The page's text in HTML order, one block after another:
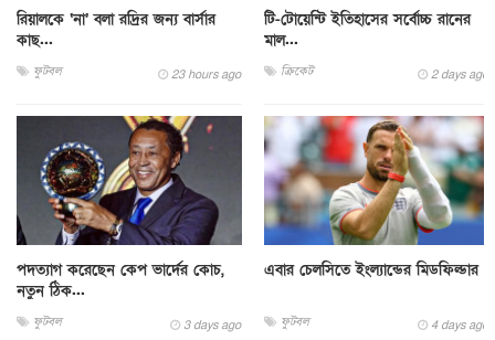
রিয়ালকে ‘না’ বলা রদ্রির জন্য বার্সার
কাছ...
ফুটবল 23 hours ago
টি-টোয়েন্টি ইতিহাসের সর্বোচ্চ রানের
মাল...
ক্রিকেট 2 days ago
পদত্যাগ করেছেন কেপ ভার্দের কোচ,
নতুন ঠিক...
ফুটবল 3 days ago
এবার চেলসিতে ইংল্যান্ডের মিডফিল্ডার
ফুটবল 4 days ago